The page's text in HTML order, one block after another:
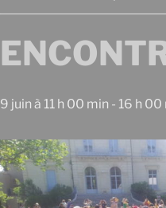
9 juin à 11 h 00 min - 16 h 00